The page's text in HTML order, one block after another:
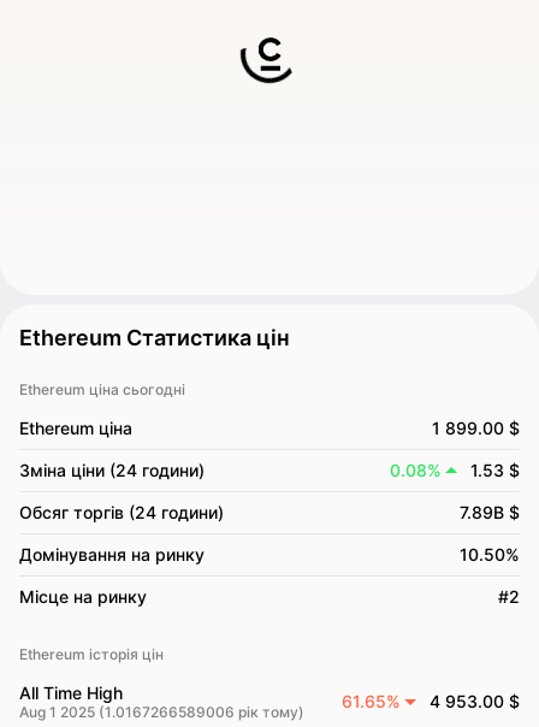
Ethereum Статистика цін
Ethereum ціна сьогодні
Ethereum ціна 1 899.00 $
Зміна ціни (24 години) 0.08% 1.53 $
Обсяг торгів (24 години) 7.89B $
Домінування на ринку 10.50%
Місце на ринку #2
Ethereum історія цін
All Time High
Aug 1 2025 (1.0167266589006 рік тому)
61.65% 4 953.00 $